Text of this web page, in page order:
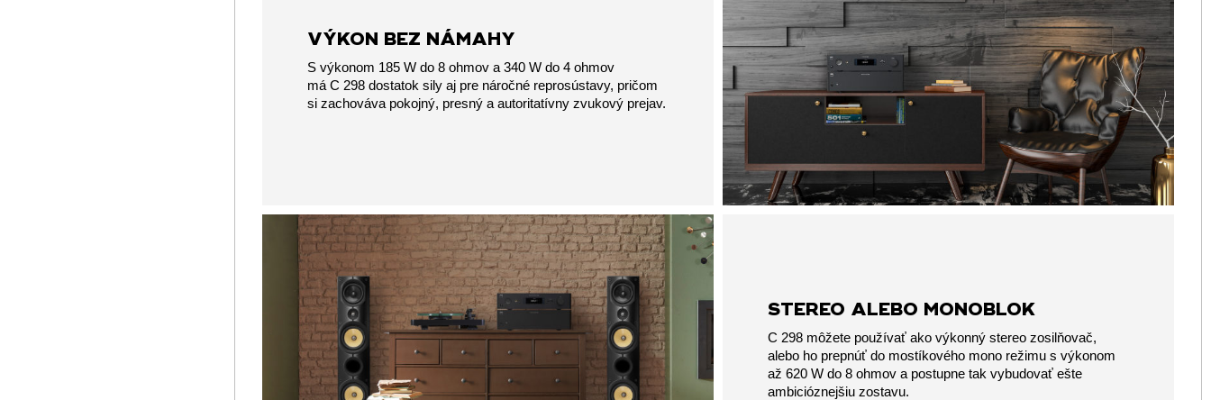
VÝKON BEZ NÁMAHY
S výkonom 185 W do 8 ohmov a 340 W do 4 ohmov
má C 298 dostatok sily aj pre náročné reprosústavy, pričom
si zachováva pokojný, presný a autoritatívny zvukový prejav.
STEREO ALEBO MONOBLOK
C 298 môžete používať ako výkonný stereo zosilňovač,
alebo ho prepnúť do mostíkového mono režimu s výkonom
až 620 W do 8 ohmov a postupne tak vybudovať ešte
ambicióznejšiu zostavu.